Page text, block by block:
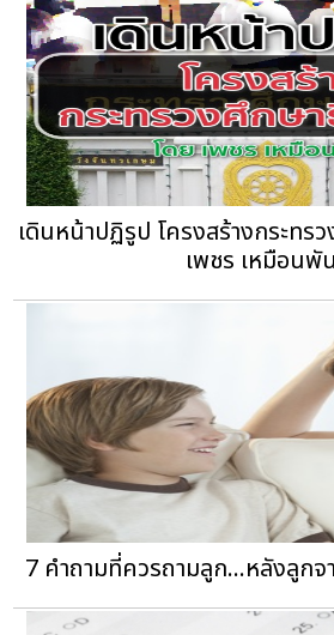
เดินหน้าปฏิรูป โครงสร้างกระทร
เพชร เหมือนพั
7 คำถามที่ควรถามลูก...หลังลูกจ